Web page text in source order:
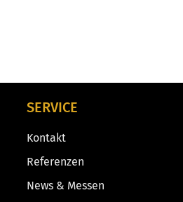
SERVICE
Kontakt
Referenzen
News & Messen